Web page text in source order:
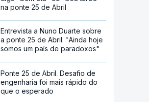
na ponte 25 de Abril
Entrevista a Nuno Duarte sobre
a ponte 25 de Abril. "Ainda hoje
somos um país de paradoxos"
Ponte 25 de Abril. Desafio de
engenharia foi mais rápido do
que o esperado